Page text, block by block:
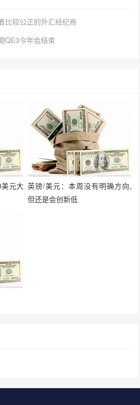
比较公正的外汇经纪商
QE3今年会结束
元大 英镑/美元：本周没有明确方向,
但还是会创新低